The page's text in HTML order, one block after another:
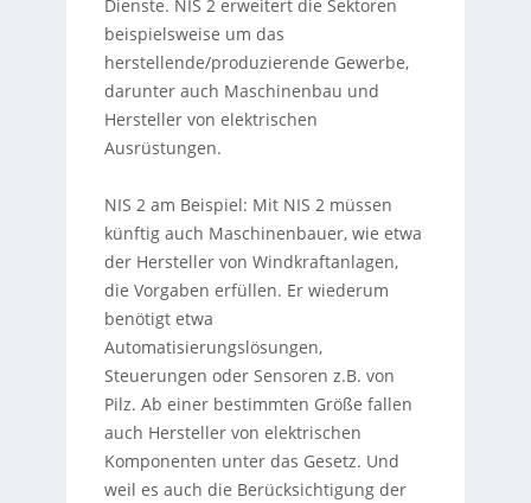
Dienste. NIS 2 erweitert die Sektoren
beispielsweise um das
herstellende/produzierende Gewerbe,
darunter auch Maschinenbau und
Hersteller von elektrischen
Ausrüstungen.
NIS 2 am Beispiel: Mit NIS 2 müssen
künftig auch Maschinenbauer, wie etwa
der Hersteller von Windkraftanlagen,
die Vorgaben erfüllen. Er wiederum
benötigt etwa
Automatisierungslösungen,
Steuerungen oder Sensoren z.B. von
Pilz. Ab einer bestimmten Größe fallen
auch Hersteller von elektrischen
Komponenten unter das Gesetz. Und
weil es auch die Berücksichtigung der